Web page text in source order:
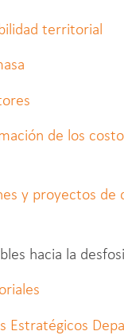
territorial
de los
y proyectos de
hacia la
Estratégicos